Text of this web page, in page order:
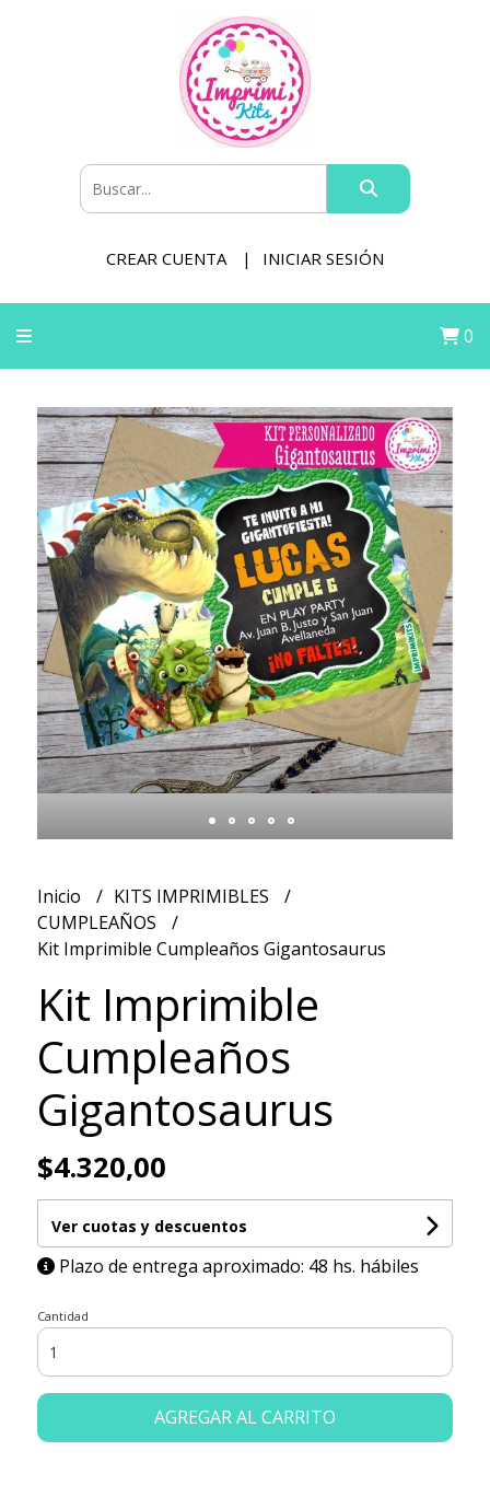
CREAR CUENTA INICIAR SESIÓN
0
Inicio
KITS IMPRIMIBLES
CUMPLEAÑOS
Kit Imprimible Cumpleaños Gigantosaurus
Kit Imprimible
Cumpleaños
Gigantosaurus
$4.320,00
Ver cuotas y descuentos
Plazo de entrega aproximado: 48 hs. hábiles
Cantidad
AGREGAR AL CARRITO